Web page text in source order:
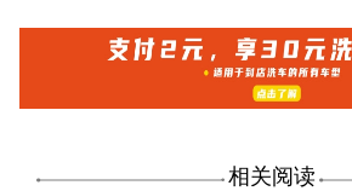
相关阅读